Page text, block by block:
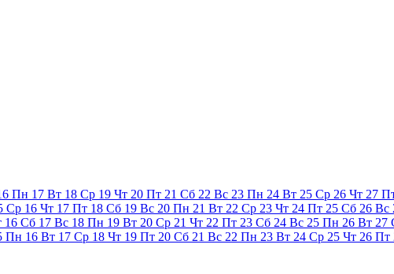
Пн 17 Вт 18 Ср 19 Чт 20 Пт 21 Сб 22 Вс 23 Пн 24 Вт 25 Ср 26 Чт 27
Ср 16 Чт 17 Пт 18 Сб 19 Вс 20 Пн 21 Вт 22 Ср 23 Чт 24 Пт 25 Сб 26 Вс
16 Сб 17 Вс 18 Пн 19 Вт 20 Ср 21 Чт 22 Пт 23 Сб 24 Вс 25 Пн 26 Вт 27
Пн 16 Вт 17 Ср 18 Чт 19 Пт 20 Сб 21 Вс 22 Пн 23 Вт 24 Ср 25 Чт 26 Пт